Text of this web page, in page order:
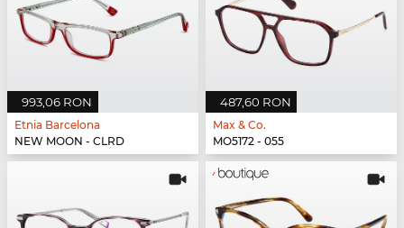
993,06 RON
Etnia Barcelona
NEW MOON - CLRD
487,60 RON
Max & Co.
MO5172 - 055